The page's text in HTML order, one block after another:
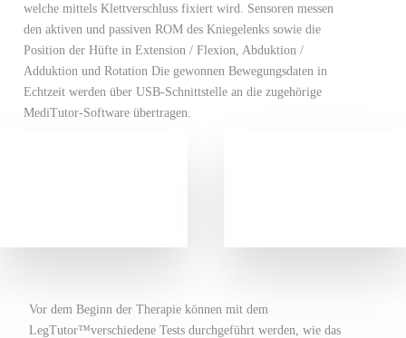
welche mittels Klettverschluss fixiert wird. Sensoren messen
den aktiven und passiven ROM des Kniegelenks sowie die
Position der Hüfte in Extension / Flexion, Abduktion /
Adduktion und Rotation Die gewonnen Bewegungsdaten in
Echtzeit werden über USB-Schnittstelle an die zugehörige
MediTutor-Software übertragen.
Vor dem Beginn der Therapie können mit dem
LegTutor™verschiedene Tests durchgeführt werden, wie das